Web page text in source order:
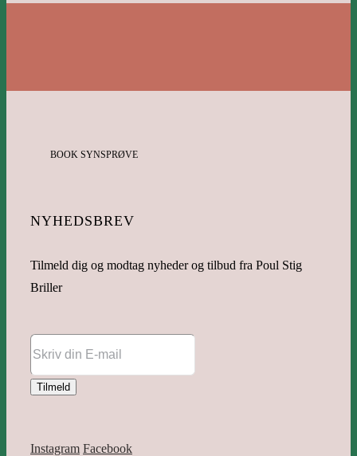
BOOK SYNSPRØVE
NYHEDSBREV
Tilmeld dig og modtag nyheder og tilbud fra Poul Stig
Briller
Instagram Facebook